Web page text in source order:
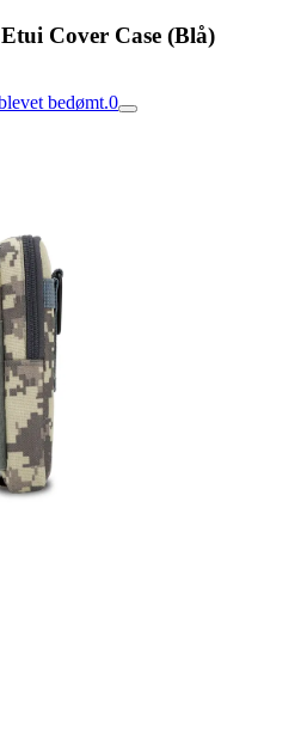
Cover Case (Blå)
bedømt.0